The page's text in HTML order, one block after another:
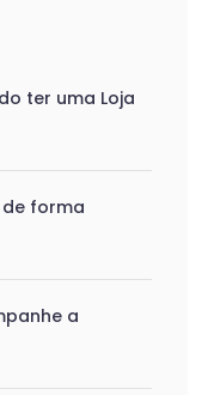
ter uma Loja
de forma
a